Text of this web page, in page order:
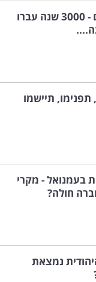
מאבקי הגנרלים - 3000 שנה עברו
תיישמו
בעמנואל - מקרי
חולה?
נמצאת